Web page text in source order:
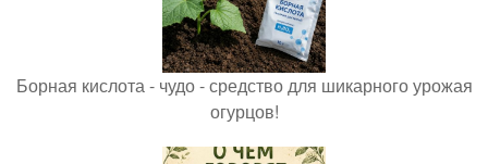
Борная кислота - чудо - средство для шикарного урожая
огурцов!